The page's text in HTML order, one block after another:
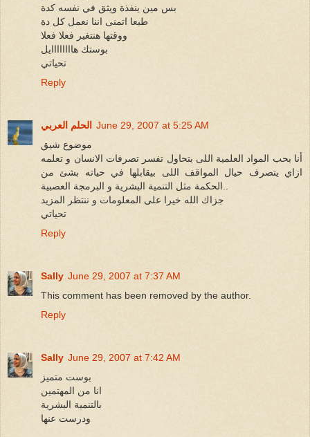
بس مين ينفذة ويثق في نفسه كدة
طبعا اتمنى اننا نعمل كل دة
ووقتها هنتغير فعلا فعلا
بوستك هاااااااايل
تحياتي
Reply
الحلم العربي
June 29, 2007 at 5:25 AM
موضوع شيق
أنا بحب المواد العلمية اللى بتحاول تفسر تصرفات الانسان و تعلمه
ازاي يتصرف حيال المواقف اللى بيقابلها في حياته بشئ من
جزاك الله خيرا على المعلومات و ننتظر المزيد
تحياتي
Reply
Sally June 29, 2007 at 7:37 AM
This comment has been removed by the author.
Reply
Sally June 29, 2007 at 7:42 AM
بوست متميز
انا من المهتمين
بالتنمية البشرية
ودرست عنها